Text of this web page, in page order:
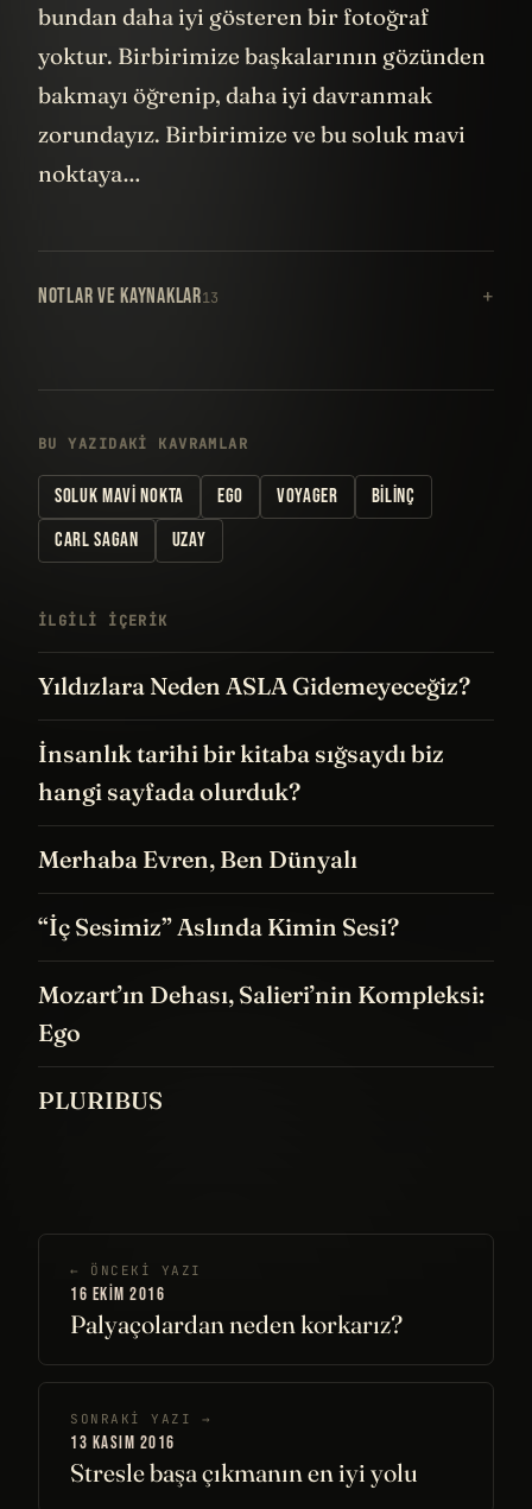
bundan daha iyi gösteren bir fotoğraf
yoktur. Birbirimize başkalarının gözünden
bakmayı öğrenip, daha iyi davranmak
zorundayız. Birbirimize ve bu soluk mavi
noktaya…
NOTLAR VE KAYNAKLAR13
BU YAZIDAKI KAVRAMLAR
SOLUK MAVI NOKTA EGO VOYAGER
BILINÇ
CARL SAGAN
UZAY
İLGILI IÇERIK
Yıldızlara Neden ASLA Gidemeyeceğiz?
İnsanlık tarihi bir kitaba sığsaydı biz
hangi sayfada olurduk?
Merhaba Evren, Ben Dünyalı
“İç Sesimiz” Aslında Kimin Sesi?
Mozart’ın Dehası, Salieri’nin Kompleksi:
Ego
PLURIBUS
← ÖNCEKI YAZI
16 EKIM 2016
Palyaçolardan neden korkarız?
SONRAKI YAZI →
13 KASIM 2016
Stresle başa çıkmanın en iyi yolu